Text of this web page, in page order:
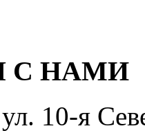
С НАМИ
10-я